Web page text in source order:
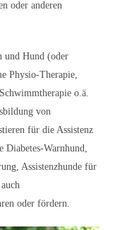
oder anderen
und Hund (oder
Physio-Therapie,
o.ä.
von
für die Assistenz
Diabetes-Warnhund,
Assistenzhunde für
oder fördern.